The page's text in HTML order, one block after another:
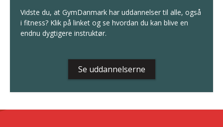
Vidste du, at GymDanmark har uddannelser til alle, også
i fitness? Klik på linket og se hvordan du kan blive en
endnu dygtigere instruktør.
Se uddannelserne